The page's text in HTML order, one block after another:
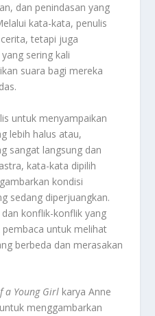
dan penindasan yang
kata-kata, penulis
tetapi juga
sering kali
suara bagi mereka
untuk menyampaikan
lebih halus atau,
sangat langsung dan
kata-kata dipilih
kondisi
sedang diperjuangkan.
konflik-konflik yang
untuk melihat
berbeda dan merasakan
a Young Girl karya Anne
menggambarkan